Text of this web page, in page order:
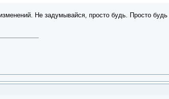
Не задумывайся, просто будь. Просто